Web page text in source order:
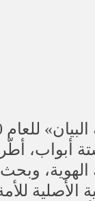
أبواب، أطّر
الهوية،
الأصلية